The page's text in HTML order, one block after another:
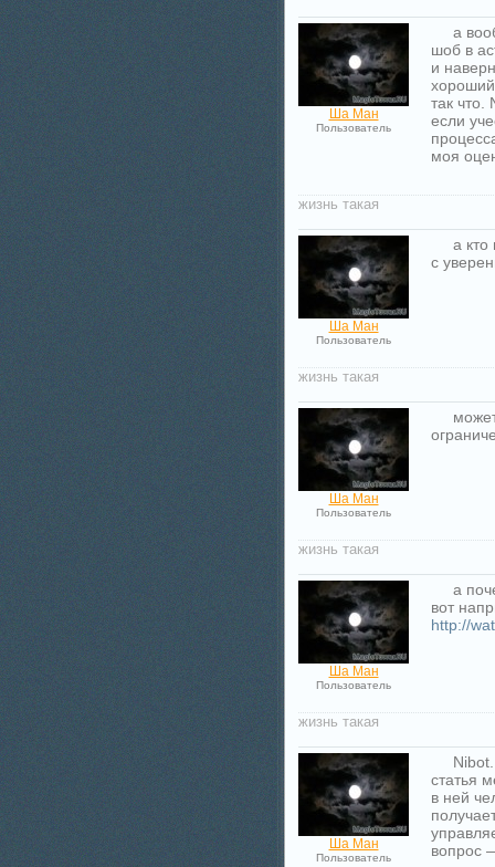
Ша Ман
Пользователь
а
шоб в
и
так что.
если
моя
жизнь такая
Ша Ман
Пользователь
а кто
с
жизнь такая
Ша Ман
Пользователь
жизнь такая
Ша Ман
Пользователь
а
вот
http://
жизнь такая
Ша Ман
Пользователь
Nibot.
статья
в ней
вопрос